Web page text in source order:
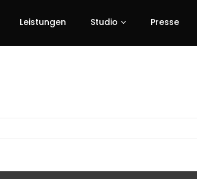
Leistungen Studio Presse